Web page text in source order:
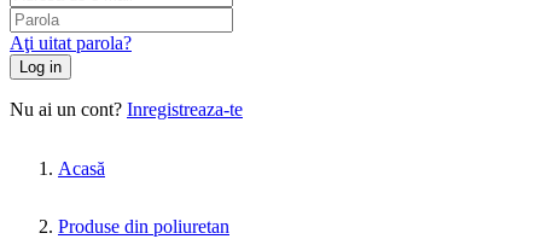
Aţi uitat parola?
Log in
Nu ai un cont? Inregistreaza-te
Acasă
Produse din poliuretan